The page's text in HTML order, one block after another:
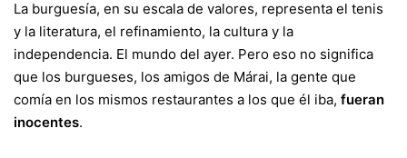
La burguesía, en su escala de valores, representa el tenis
y la literatura, el refinamiento, la cultura y la
independencia. El mundo del ayer. Pero eso no significa
que los burgueses, los amigos de Márai, la gente que
comía en los mismos restaurantes a los que él iba, fueran
inocentes.